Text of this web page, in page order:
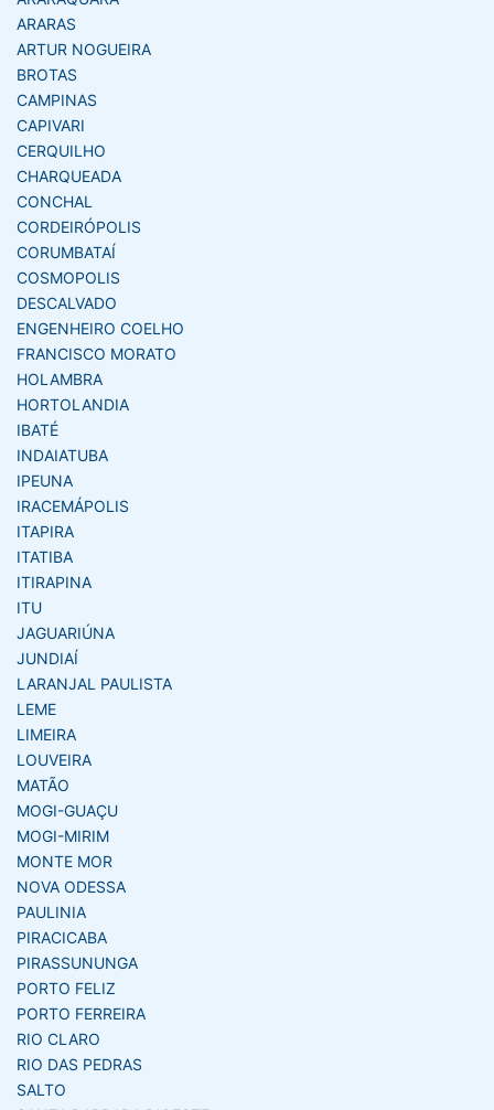
ARARAS
ARTUR NOGUEIRA
BROTAS
CAMPINAS
CAPIVARI
CERQUILHO
CHARQUEADA
CONCHAL
CORDEIRÓPOLIS
CORUMBATAÍ
COSMOPOLIS
DESCALVADO
ENGENHEIRO COELHO
FRANCISCO MORATO
HOLAMBRA
HORTOLANDIA
IBATÉ
INDAIATUBA
IPEUNA
IRACEMÁPOLIS
ITAPIRA
ITATIBA
ITIRAPINA
ITU
JAGUARIÚNA
JUNDIAÍ
LARANJAL PAULISTA
LEME
LIMEIRA
LOUVEIRA
MATÃO
MOGI-GUAÇU
MOGI-MIRIM
MONTE MOR
NOVA ODESSA
PAULINIA
PIRACICABA
PIRASSUNUNGA
PORTO FELIZ
PORTO FERREIRA
RIO CLARO
RIO DAS PEDRAS
SALTO